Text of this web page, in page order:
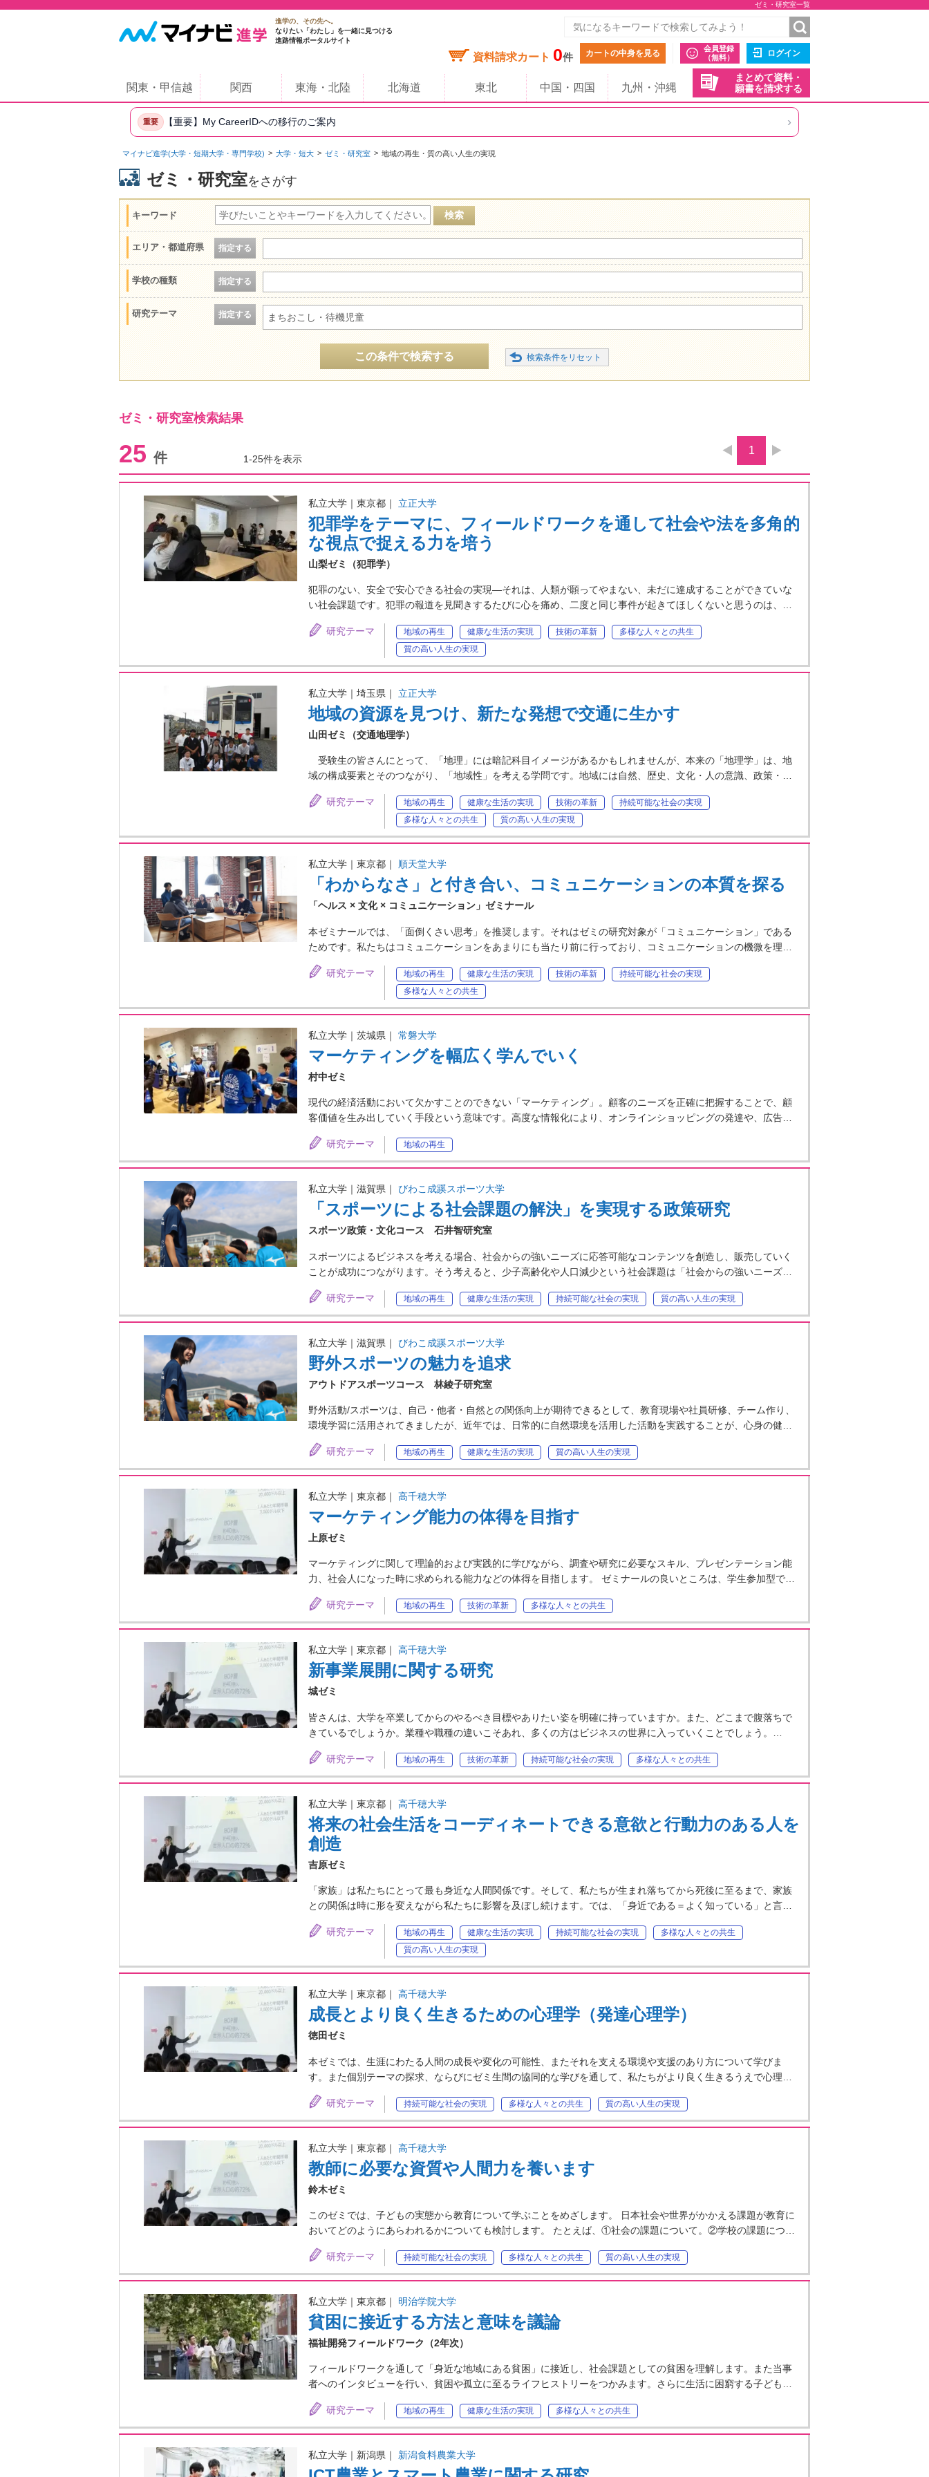
ゼミ・研究室一覧
進学の、その先へ。
なりたい「わたし」を一緒に見つける
進路情報ポータルサイト
資料請求カート 0件 カートの中身を見る
会員登録
（無料）
ログイン
まとめて資料・
願書を請求する
関東・甲信越 関西 東海・北陸 北海道 東北 中国・四国 九州・沖縄
重要 【重要】My CareerIDへの移行のご案内 ›
マイナビ進学(大学・短期大学・専門学校) 大学・短大 ゼミ・研究室 地域の再生・質の高い人生の実現
ゼミ・研究室をさがす
キーワード
エリア・都道府県 指定する
学校の種類 指定する
研究テーマ 指定する まちおこし・待機児童
この条件で検索する
ゼミ・研究室検索結果
25 件 1-25件を表示
1
私立大学｜東京都｜ 立正大学
犯罪学をテーマに、フィールドワークを通して社会や法を多角的
な視点で捉える力を培う
山梨ゼミ（犯罪学）
犯罪のない、安全で安心できる社会の実現―それは、人類が願ってやまない、未だに達成することができていな
い社会課題です。犯罪の報道を見聞きするたびに心を痛め、二度と同じ事件が起きてほしくないと思うのは、…
研究テーマ 地域の再生 健康な生活の実現 技術の革新
多様な人々との共生
質の高い人生の実現
私立大学｜埼玉県｜ 立正大学
地域の資源を見つけ、新たな発想で交通に生かす
山田ゼミ（交通地理学）
受験生の皆さんにとって、「地理」には暗記科目イメージがあるかもしれませんが、本来の「地理学」は、地
域の構成要素とそのつながり、「地域性」を考える学問です。地域には自然、歴史、文化・人の意識、政策・…
研究テーマ 地域の再生 健康な生活の実現 技術の革新
持続可能な社会の実現
多様な人々との共生
質の高い人生の実現
私立大学｜東京都｜ 順天堂大学
「わからなさ」と付き合い、コミュニケーションの本質を探る
「ヘルス × 文化 × コミュニケーション」ゼミナール
本ゼミナールでは、「面倒くさい思考」を推奨します。それはゼミの研究対象が「コミュニケーション」である
ためです。私たちはコミュニケーションをあまりにも当たり前に行っており、コミュニケーションの機微を理…
研究テーマ 地域の再生 健康な生活の実現 技術の革新
持続可能な社会の実現
多様な人々との共生
私立大学｜茨城県｜常磐大学
マーケティングを幅広く学んでいく
村中ゼミ
現代の経済活動において欠かすことのできない「マーケティング」。顧客のニーズを正確に把握することで、顧
客価値を生み出していく手段という意味です。高度な情報化により、オンラインショッピングの発達や、広告…
研究テーマ 地域の再生
私立大学｜滋賀県｜びわこ成蹊スポーツ大学
「スポーツによる社会課題の解決」を実現する政策研究
スポーツ政策・文化コース 石井智研究室
スポーツによるビジネスを考える場合、社会からの強いニーズに応答可能なコンテンツを創造し、販売していく
ことが成功につながります。そう考えると、少子高齢化や人口減少という社会課題は「社会からの強いニーズ…
研究テーマ 地域の再生 健康な生活の実現 持続可能な社会の実現 質の高い人生の実現
私立大学｜滋賀県｜びわこ成蹊スポーツ大学
野外スポーツの魅力を追求
アウトドアスポーツコース 林綾子研究室
野外活動/スポーツは、自己・他者・自然との関係向上が期待できるとして、教育現場や社員研修、チーム作り、
環境学習に活用されてきましたが、近年では、日常的に自然環境を活用した活動を実践することが、心身の健…
研究テーマ 地域の再生 健康な生活の実現 質の高い人生の実現
私立大学｜東京都｜高千穂大学
マーケティング能力の体得を目指す
上原ゼミ
マーケティングに関して理論的および実践的に学びながら、調査や研究に必要なスキル、プレゼンテーション能
力、社会人になった時に求められる能力などの体得を目指します。 ゼミナールの良いところは、学生参加型で…
研究テーマ 地域の再生 技術の革新 多様な人々との共生
私立大学｜東京都｜高千穂大学
新事業展開に関する研究
城ゼミ
皆さんは、大学を卒業してからのやるべき目標やありたい姿を明確に持っていますか。また、どこまで腹落ちで
きているでしょうか。業種や職種の違いこそあれ、多くの方はビジネスの世界に入っていくことでしょう。…
研究テーマ 地域の再生 技術の革新 持続可能な社会の実現 多様な人々との共生
私立大学｜東京都｜高千穂大学
将来の社会生活をコーディネートできる意欲と行動力のある人を
創造
吉原ゼミ
「家族」は私たちにとって最も身近な人間関係です。そして、私たちが生まれ落ちてから死後に至るまで、家族
との関係は時に形を変えながら私たちに影響を及ぼし続けます。では、「身近である＝よく知っている」と言…
研究テーマ 地域の再生 健康な生活の実現 持続可能な社会の実現
多様な人々との共生
質の高い人生の実現
私立大学｜東京都｜高千穂大学
成長とより良く生きるための心理学（発達心理学）
徳田ゼミ
本ゼミでは、生涯にわたる人間の成長や変化の可能性、またそれを支える環境や支援のあり方について学びま
す。また個別テーマの探求、ならびにゼミ生間の協同的な学びを通して、私たちがより良く生きるうえで心理…
研究テーマ 持続可能な社会の実現 多様な人々との共生 質の高い人生の実現
私立大学｜東京都｜高千穂大学
教師に必要な資質や人間力を養います
鈴木ゼミ
このゼミでは、子どもの実態から教育について学ぶことをめざします。 日本社会や世界がかかえる課題が教育に
おいてどのようにあらわれるかについても検討します。 たとえば、①社会の課題について。②学校の課題につ…
研究テーマ 持続可能な社会の実現 多様な人々との共生 質の高い人生の実現
私立大学｜東京都｜ 明治学院大学
貧困に接近する方法と意味を議論
福祉開発フィールドワーク（2年次）
フィールドワークを通して「身近な地域にある貧困」に接近し、社会課題としての貧困を理解します。また当事
者へのインタビューを行い、貧困や孤立に至るライフヒストリーをつかみます。さらに生活に困窮する子ども…
研究テーマ 地域の再生 健康な生活の実現 多様な人々との共生
私立大学｜新潟県｜ 新潟食料農業大学